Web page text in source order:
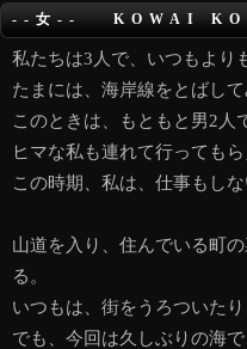
--女-- KOWAI
私たちは3人で、いつもより
たまには、海岸線をとばし
このときは、もともと男2人
ヒマな私も連れて行っても
この時期、私は、仕事もし
山道を入り、住んでいる町
る。
いつもは、街をうろついた
でも、今回は久しぶりの海